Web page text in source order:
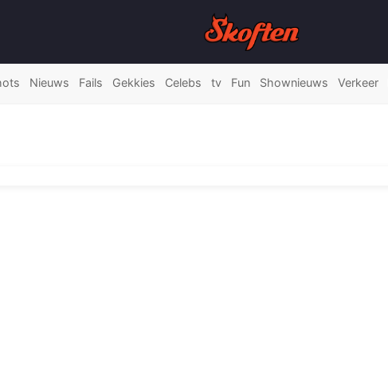
Nieuws Fails Gekkies Celebs tv Fun Shownieuws Verkeer